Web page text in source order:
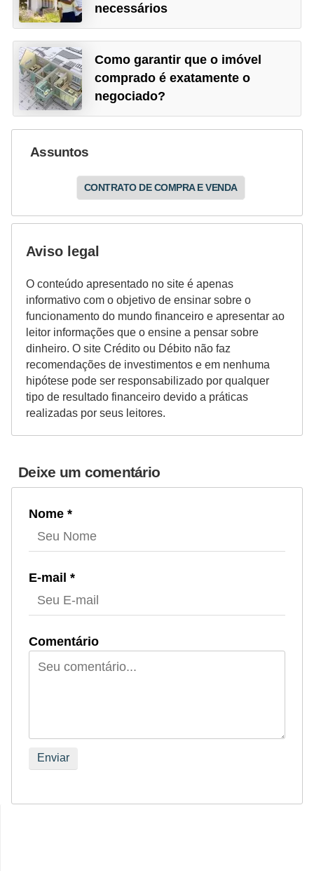
necessários
Como garantir que o imóvel
comprado é exatamente o
negociado?
Assuntos
CONTRATO DE COMPRA E VENDA
Aviso legal
O conteúdo apresentado no site é apenas
informativo com o objetivo de ensinar sobre o
funcionamento do mundo financeiro e apresentar ao
leitor informações que o ensine a pensar sobre
dinheiro. O site Crédito ou Débito não faz
recomendações de investimentos e em nenhuma
hipótese pode ser responsabilizado por qualquer
tipo de resultado financeiro devido a práticas
realizadas por seus leitores.
Deixe um comentário
Nome *
E-mail *
Comentário